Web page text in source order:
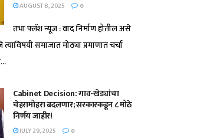
AUGUST 8, 2025 0
तभा फ्लॅश न्यूज : वाद निर्माण होतील असे
समाजात मोठ्या प्रमाणात चर्चा
Cabinet Decision: गाव-खेड्यांचा
चेहरामोहरा बदलणार; सरकारकडून ८ मोठे
निर्णय जाहीर!
JULY 29, 2025 0